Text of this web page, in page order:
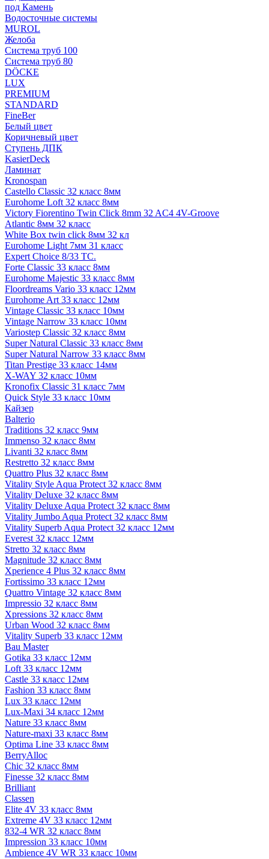
под Камень
Водосточные системы
MUROL
Желоба
Система труб 100
Система труб 80
DÖCKE
LUX
PREMIUM
STANDARD
FineBer
Белый цвет
Коричневый цвет
Ступень ДПК
KasierDeck
Ламинат
Kronospan
Castello Classic 32 класс 8мм
Eurohome Loft 32 класс 8мм
Victory Fiorentino Twin Click 8mm 32 AC4 4V-Groove
Atlantic 8мм 32 класс
White Box twin click 8мм 32 кл
Eurohome Light 7мм 31 класс
Expert Choice 8/33 TC.
Forte Classic 33 класс 8мм
Eurohome Majestic 33 класс 8мм
Floordreams Vario 33 класс 12мм
Eurohome Art 33 класс 12мм
Vintage Classic 33 класс 10мм
Vintage Narrow 33 класс 10мм
Variostep Classic 32 класс 8мм
Super Natural Classic 33 класс 8мм
Super Natural Narrow 33 класс 8мм
Titan Prestige 33 класс 14мм
X-WAY 32 класс 10мм
Kronofix Classic 31 класс 7мм
Quick Style 33 класс 10мм
Кайзер
Balterio
Traditions 32 класс 9мм
Immenso 32 класс 8мм
Livanti 32 класс 8мм
Restretto 32 класс 8мм
Quattro Plus 32 класс 8мм
Vitality Style Aqua Protect 32 класс 8мм
Vitality Deluxe 32 класс 8мм
Vitality Deluxe Aqua Protect 32 класс 8мм
Vitality Jumbo Aqua Protect 32 класс 8мм
Vitality Superb Aqua Protect 32 класс 12мм
Everest 32 класс 12мм
Stretto 32 класс 8мм
Magnitude 32 класс 8мм
Xperience 4 Plus 32 класс 8мм
Fortissimo 33 класс 12мм
Quattro Vintage 32 класс 8мм
Impressio 32 класс 8мм
Xpressions 32 класс 8мм
Urban Wood 32 класс 8мм
Vitality Superb 33 класс 12мм
Bau Master
Gotika 33 класс 12мм
Loft 33 класс 12мм
Castle 33 класс 12мм
Fashion 33 класс 8мм
Lux 33 класс 12мм
Lux-Maxi 34 класс 12мм
Nature 33 класс 8мм
Nature-maxi 33 класс 8мм
Optima Line 33 класс 8мм
BerryAlloc
Chic 32 класс 8мм
Finesse 32 класс 8мм
Brilliant
Classen
Elite 4V 33 класс 8мм
Extreme 4V 33 класс 12мм
832-4 WR 32 класс 8мм
Impression 33 класс 10мм
Ambience 4V WR 33 класс 10мм